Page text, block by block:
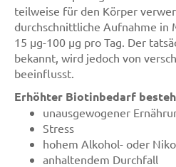
teilweise für den Körper
durchschnittliche Aufnahme in
15 µg-100 µg pro Tag. Der
bekannt, wird jedoch von
beeinflusst.
Erhöhter Biotinbedarf
unausgewogener
Stress
hohem Alkohol- oder
anhaltendem Durchfall